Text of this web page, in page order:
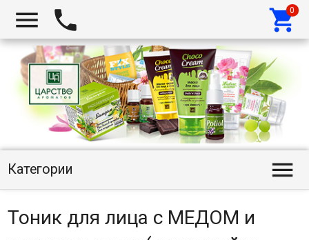
  
Категории 
Тоник для лица с МЕДОМ и